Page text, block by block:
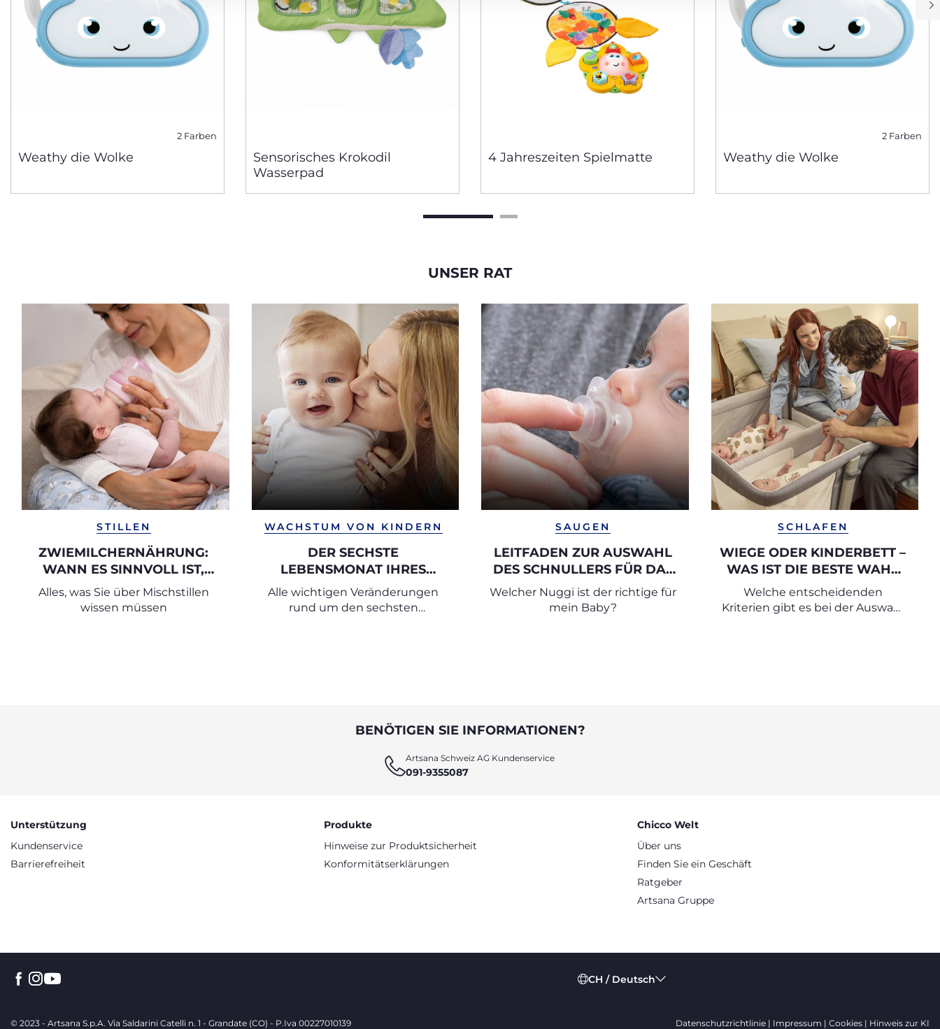
2 Farben
Weathy die Wolke
Sensorisches Krokodil
Wasserpad
4 Jahreszeiten Spielmatte
2 Farben
Weathy die Wolke
UNSER RAT
STILLEN
ZWIEMILCHERNÄHRUNG:
WANN ES SINNVOLL IST,
STILLEN UND FLASCHE ZU
KOMBINIEREN
Alles, was Sie über Mischstillen
wissen müssen
WACHSTUM VON KINDERN
DER SECHSTE
LEBENSMONAT IHRES
BABYS
Alle wichtigen Veränderungen
rund um den sechsten
SAUGEN
LEITFADEN ZUR AUSWAHL
DES SCHNULLERS FÜR DAS
NEUGEBORENE
Welcher Nuggi ist der richtige für
mein Baby?
SCHLAFEN
WIEGE ODER KINDERBETT –
WAS IST DIE BESTE WAHL
FÜR NEUGEBORENE?
Welche entscheidenden
Kriterien gibt es bei der Auswahl
BENÖTIGEN SIE INFORMATIONEN?
Artsana Schweiz AG Kundenservice
091-9355087
Unterstützung
Kundenservice
Barrierefreiheit
Produkte
Hinweise zur Produktsicherheit
Konformitätserklärungen
Chicco Welt
Über uns
Finden Sie ein Geschäft
Ratgeber
Artsana Gruppe
CH / Deutsch
© 2023 - Artsana S.p.A. Via Saldarini Catelli n. 1 - Grandate (CO) - P.Iva 00227010139 Datenschutzrichtlinie Impressum Cookies Hinweis zur KI